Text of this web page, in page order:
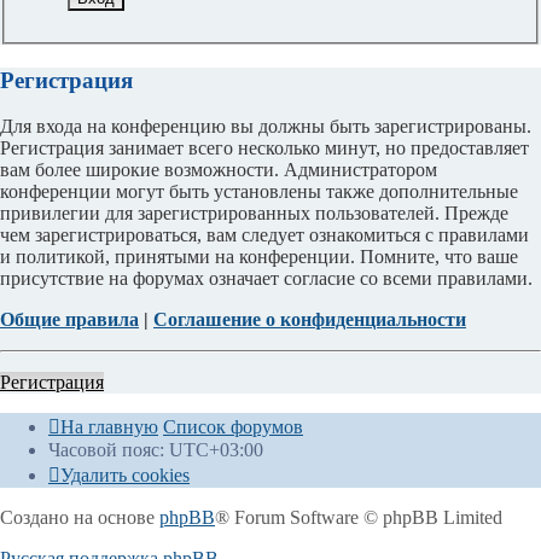
Регистрация
Для входа на конференцию вы должны быть зарегистрированы.
Регистрация занимает всего несколько минут, но предоставляет
вам более широкие возможности. Администратором
конференции могут быть установлены также дополнительные
привилегии для зарегистрированных пользователей. Прежде
чем зарегистрироваться, вам следует ознакомиться с правилами
и политикой, принятыми на конференции. Помните, что ваше
присутствие на форумах означает согласие со всеми правилами.
Общие правила | Соглашение о конфиденциальности
Регистрация
На главную Список форумов
Часовой пояс: UTC+03:00
Удалить cookies
Создано на основе phpBB® Forum Software © phpBB Limited